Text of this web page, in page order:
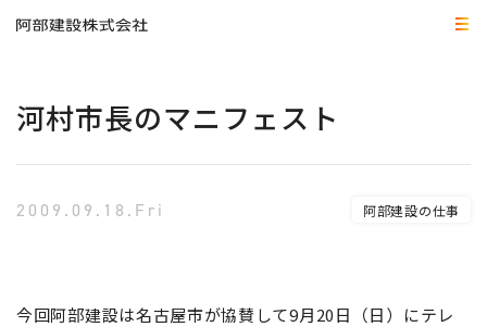
河村市長のマニフェスト
2009.09.18.Fri 阿部建設の仕事
今回阿部建設は名古屋市が協賛して9月20日（日）にテレ